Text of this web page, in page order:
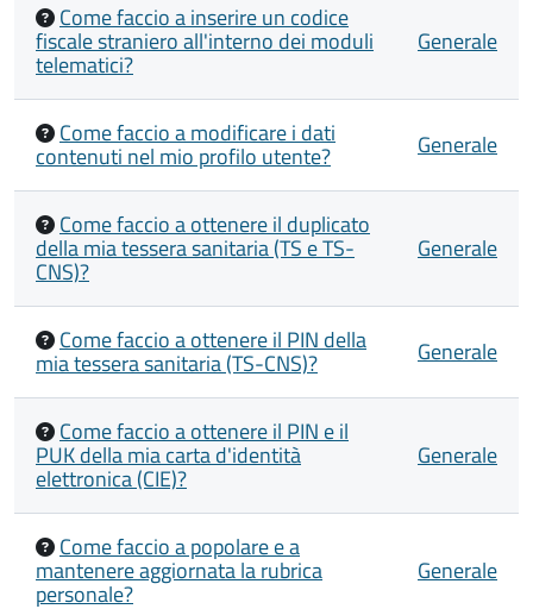
Come faccio a inserire un codice
fiscale straniero all'interno dei moduli
telematici?
Generale
Come faccio a modificare i dati
contenuti nel mio profilo utente? Generale
Come faccio a ottenere il duplicato
della mia tessera sanitaria (TS e TS-
CNS)?
Generale
Come faccio a ottenere il PIN della
mia tessera sanitaria (TS-CNS)? Generale
Come faccio a ottenere il PIN e il
PUK della mia carta d'identità
elettronica (CIE)?
Generale
Come faccio a popolare e a
mantenere aggiornata la rubrica
personale?
Generale